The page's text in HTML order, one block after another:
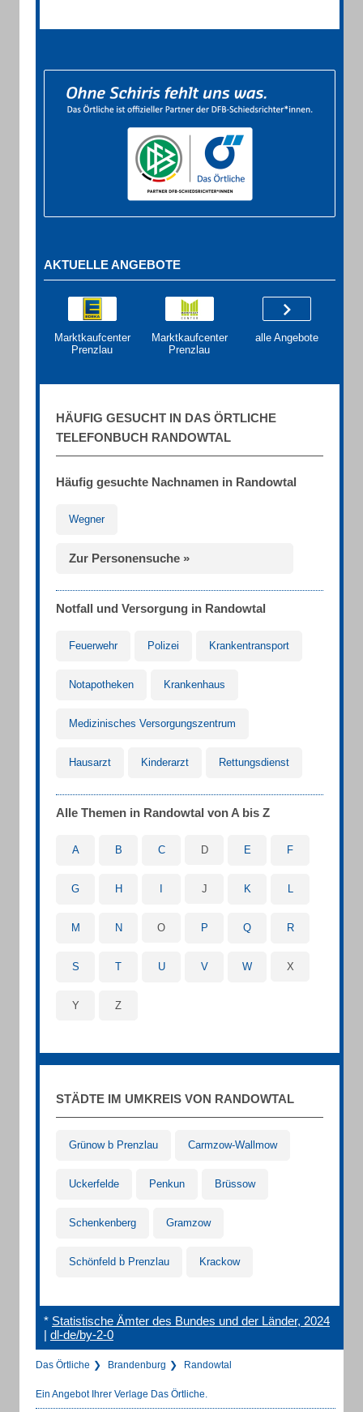
AKTUELLE ANGEBOTE
Marktkaufcenter
Prenzlau
Marktkaufcenter
Prenzlau
alle Angebote
HÄUFIG GESUCHT IN DAS ÖRTLICHE
TELEFONBUCH RANDOWTAL
Häufig gesuchte Nachnamen in Randowtal
Wegner
Zur Personensuche »
Notfall und Versorgung in Randowtal
Feuerwehr Polizei Krankentransport
Notapotheken Krankenhaus
Medizinisches Versorgungszentrum
Hausarzt Kinderarzt Rettungsdienst
Alle Themen in Randowtal von A bis Z
A B C D E F
G H J K L
M N O P Q R
S T U V W X
Y Z
STÄDTE IM UMKREIS VON RANDOWTAL
Grünow b Prenzlau Carmzow-Wallmow
Uckerfelde Penkun Brüssow
Schenkenberg Gramzow
Schönfeld b Prenzlau Krackow
* Statistische Ämter des Bundes und der Länder, 2024
| dl-de/by-2-0
Das Örtliche Brandenburg Randowtal
Ein Angebot Ihrer Verlage Das Örtliche.